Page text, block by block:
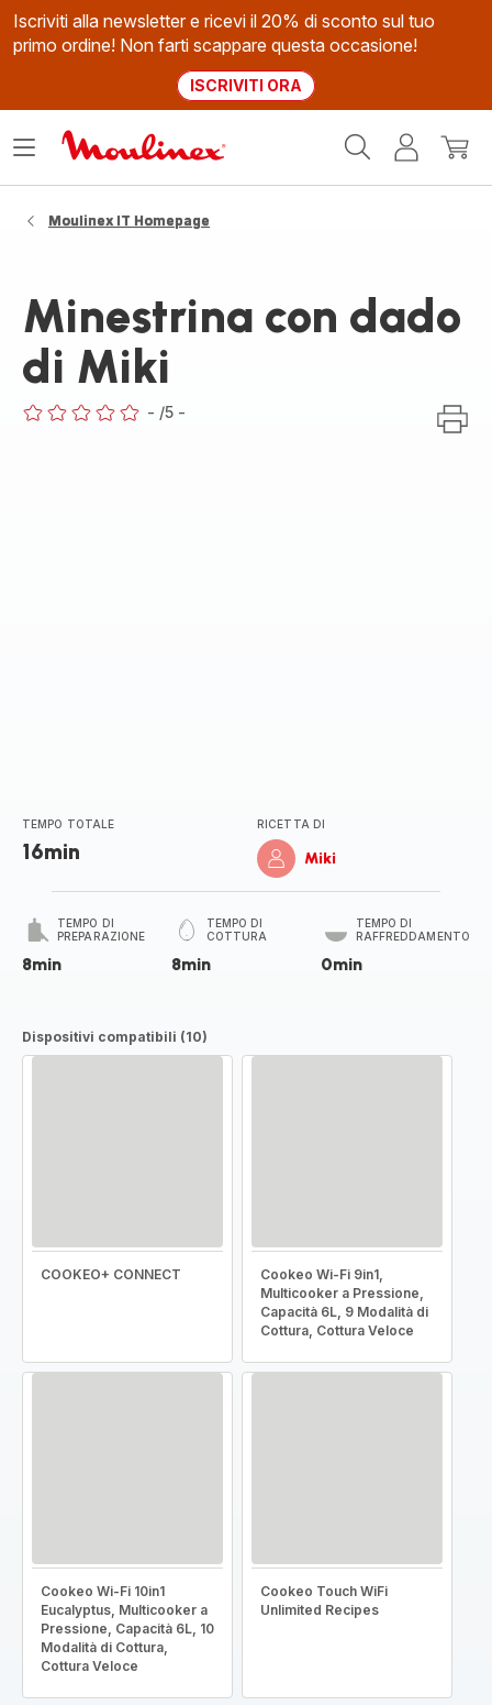
Iscriviti alla newsletter e ricevi il 20% di sconto sul tuo
primo ordine! Non farti scappare questa occasione!
ISCRIVITI ORA
Il
Apri
Moulinex IT Homepage
Minestrina con dado
di Miki
- /5 -
TEMPO TOTALE
16min
RICETTA DI
Miki
TEMPO DI
PREPARAZIONE
8min
TEMPO DI
COTTURA
8min
TEMPO DI
RAFFREDDAMENTO
0min
Dispositivi compatibili (10)
COOKEO+ CONNECT
Cookeo Wi-Fi 9in1,
Multicooker a Pressione,
Capacità 6L, 9 Modalità di
Cottura, Cottura Veloce
Cookeo Wi-Fi 10in1
Eucalyptus, Multicooker a
Pressione, Capacità 6L, 10
Modalità di Cottura,
Cottura Veloce
Cookeo Touch WiFi
Unlimited Recipes